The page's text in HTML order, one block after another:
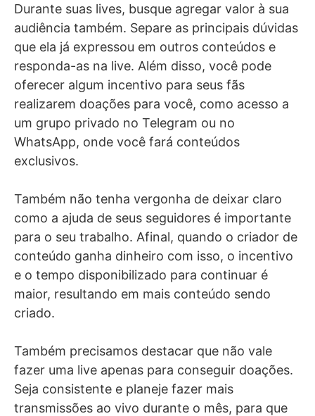
Durante suas lives, busque agregar valor à sua
audiência também. Separe as principais dúvidas
que ela já expressou em outros conteúdos e
responda-as na live. Além disso, você pode
oferecer algum incentivo para seus fãs
realizarem doações para você, como acesso a
um grupo privado no Telegram ou no
WhatsApp, onde você fará conteúdos
exclusivos.
Também não tenha vergonha de deixar claro
como a ajuda de seus seguidores é importante
para o seu trabalho. Afinal, quando o criador de
conteúdo ganha dinheiro com isso, o incentivo
e o tempo disponibilizado para continuar é
maior, resultando em mais conteúdo sendo
criado.
Também precisamos destacar que não vale
fazer uma live apenas para conseguir doações.
Seja consistente e planeje fazer mais
transmissões ao vivo durante o mês, para que